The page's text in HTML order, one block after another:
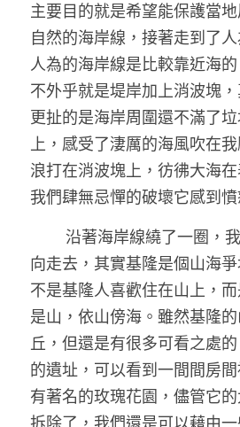
主要目的就是希望能保護當
自然的海岸線，接著走到了
人為的海岸線是比較靠近海
不外乎就是堤岸加上消波塊
更扯的是海岸周圍還不滿了
上，感受了淒厲的海風吹在
浪打在消波塊上，彷彿大海
我們肆無忌憚的破壞它感到憤
向走去，其實基隆是個山海
不是基隆人喜歡住在山上，
是山，依山傍海。雖然基隆
丘，但還是有很多可看之處
的遺址，可以看到一間間房
有著名的玫瑰花園，儘管它